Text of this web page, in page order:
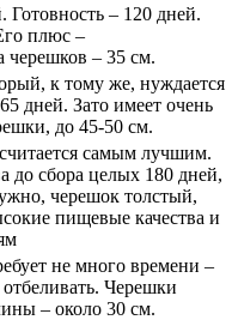
Готовность – 120 дней.
плюс –
черешков – 35 см.
к тому же, нуждается
дней. Зато имеет очень
до 45-50 см.
самым лучшим.
до сбора целых 180 дней,
черешок толстый,
пищевые качества и
не много времени –
Черешки
– около 30 см.